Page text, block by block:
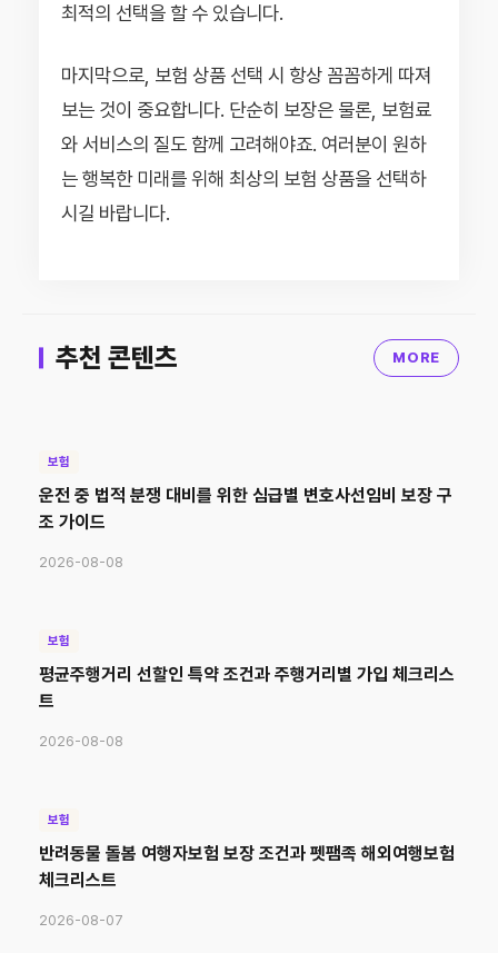
최적의 선택을 할 수 있습니다.
마지막으로, 보험 상품 선택 시 항상 꼼꼼하게 따져
보는 것이 중요합니다. 단순히 보장은 물론, 보험료
와 서비스의 질도 함께 고려해야죠. 여러분이 원하
는 행복한 미래를 위해 최상의 보험 상품을 선택하
시길 바랍니다.
추천 콘텐츠 MORE
보험
운전 중 법적 분쟁 대비를 위한 심급별 변호사선임비 보장 구
조 가이드
2026-08-08
보험
평균주행거리 선할인 특약 조건과 주행거리별 가입 체크리스
트
2026-08-08
보험
반려동물 돌봄 여행자보험 보장 조건과 펫팸족 해외여행보험
체크리스트
2026-08-07